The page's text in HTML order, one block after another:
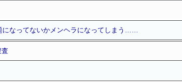
なってないかメンヘラになってしまう……